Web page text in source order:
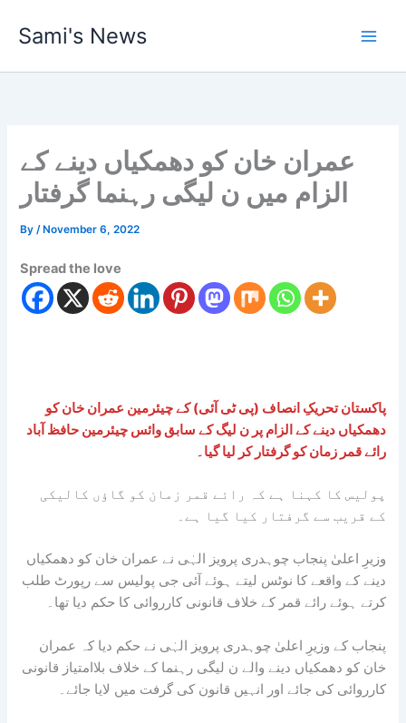
Sami's News
عمران خان کو دھمکیاں دینے کے
الزام میں ن لیگی رہنما گرفتار
By/ November 6, 2022
Spread the love
پاکستان تحریکِ انصاف (پی ٹی آئی) کے چیئرمین عمران خان کو
دھمکیاں دینے کے الزام پر ن لیگ کے سابق وائس چیئرمین حافظ آباد
رائے قمر زمان کو گرفتار کر لیا گیا۔
پولیس کا کہنا ہے کہ رائے قمر زمان کو گاؤں کالیکی
کے قریب سے گرفتار کیا گیا ہے۔
وزیرِ اعلیٰ پنجاب چوہدری پرویز الہٰی نے عمران خان کو دھمکیاں
دینے کے واقعے کا نوٹس لیتے ہوئے آئی جی پولیس سے رپورٹ طلب
کرتے ہوئے رائے قمر کے خلاف قانونی کارروائی کا حکم دیا تھا۔
پنجاب کے وزیرِ اعلیٰ چوہدری پرویز الہٰی نے حکم دیا کہ عمران
خان کو دھمکیاں دینے والے ن لیگی رہنما کے خلاف بلاامتیاز قانونی
کارروائی کی جائے اور انہیں قانون کی گرفت میں لایا جائے۔